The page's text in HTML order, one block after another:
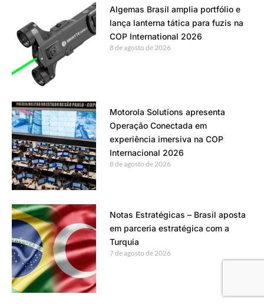
Algemas Brasil amplia portfólio e
lança lanterna tática para fuzis na
COP International 2026
8 de agosto de 2026
Motorola Solutions apresenta
Operação Conectada em
experiência imersiva na COP
Internacional 2026
8 de agosto de 2026
Notas Estratégicas – Brasil aposta
em parceria estratégica com a
Turquia
7 de agosto de 2026